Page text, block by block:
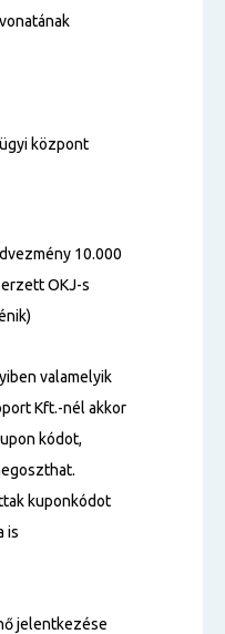
központ
10.000
OKJ-s
valamelyik
Kft.-nél akkor
kódot,
kuponkódot
is
jelentkezése